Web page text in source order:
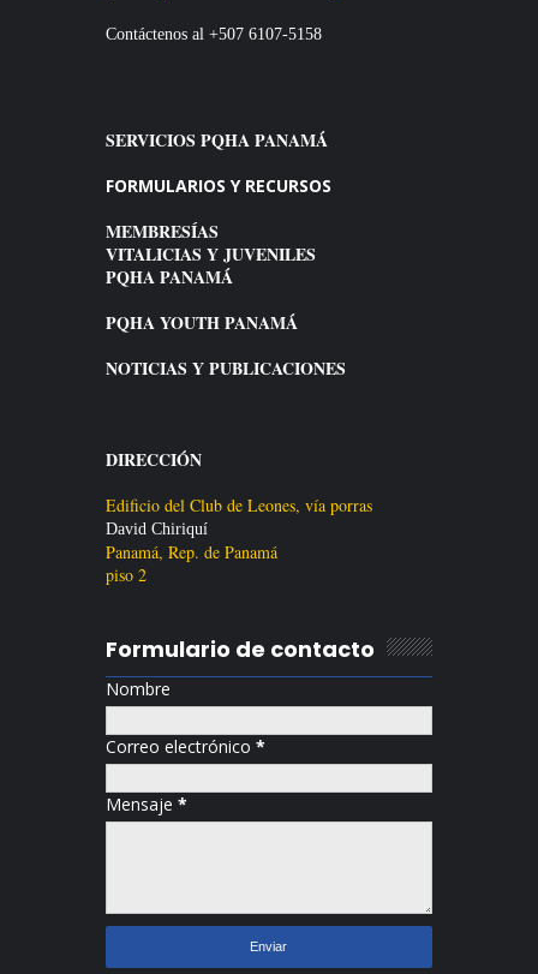
Contáctenosal +507 6107-5158
SERVICIOS PQHA PANAMÁ
FORMULARIOS Y RECURSOS
MEMBRESÍAS
VITALICIAS Y JUVENILES
PQHA PANAMÁ
PQHA YOUTH PANAMÁ
NOTICIAS Y PUBLICACIONES
DIRECCIÓN
Edificio del Club de Leones, vía porras
David Chiriquí
Panamá, Rep. de Panamá
piso 2
Formulario de contacto
Nombre
Correo electrónico *
Mensaje *